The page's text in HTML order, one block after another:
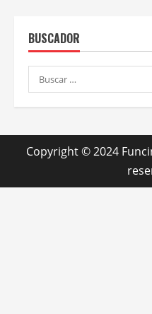
BUSCADOR
Buscar:
Copyright © 2024